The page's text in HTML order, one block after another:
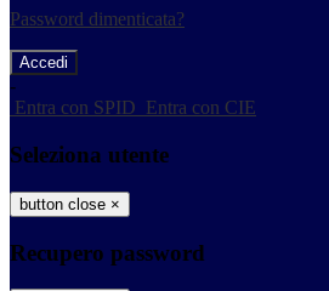
Password dimenticata?
-
Entra con SPID Entra con CIE
Seleziona utente
button close ×
Recupero password